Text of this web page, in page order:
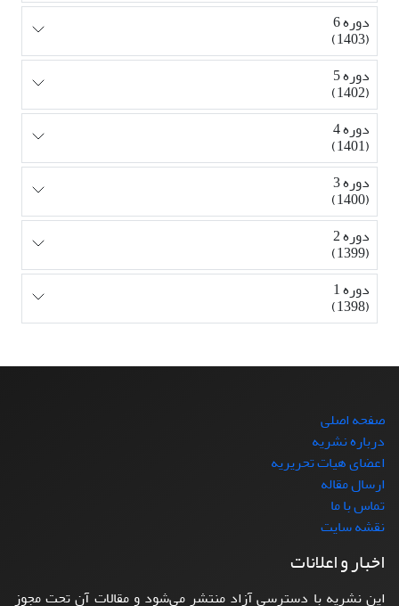
دوره 6
(1403)
دوره 5
(1402)
دوره 4
(1401)
دوره 3
(1400)
دوره 2
(1399)
دوره 1
(1398)
صفحه اصلی
درباره نشریه
اعضای هیات تحریریه
ارسال مقاله
تماس با ما
نقشه سایت
اخبار و اعلانات
این نشریه با دسترسی آزاد منتشر می‌شود و مقالات آن تحت مجوز